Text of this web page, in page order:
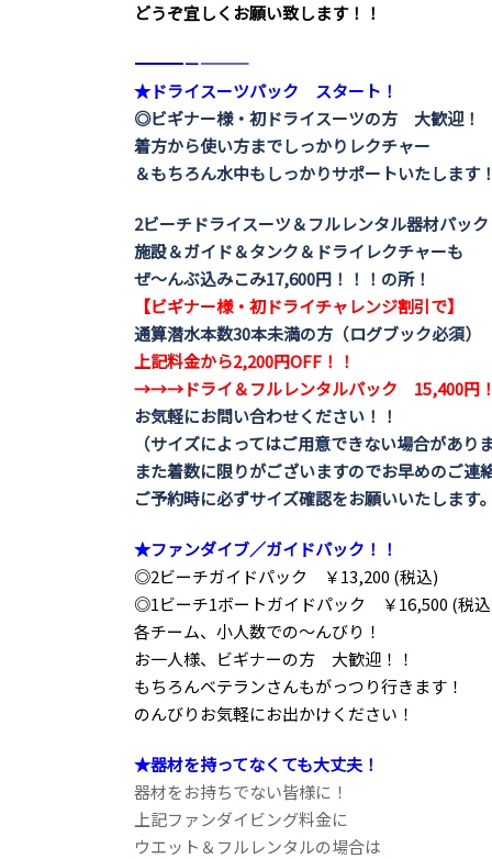
どうぞ宜しくお願い致します！！
――――――――――――――――――――－－―――
★ドライスーツパック スタート！
◎ビギナー様・初ドライスーツの方 大歓迎！
着方から使い方までしっかりレクチャー
＆もちろん水中もしっかりサポートいたします！
2ビーチドライスーツ＆フルレンタル器材パック
施設＆ガイド＆タンク＆ドライレクチャーも
ぜ～んぶ込みこみ17,600円！！！の所！
【ビギナー様・初ドライチャレンジ割引で】
通算潜水本数30本未満の方（ログブック必須）
上記料金から2,200円OFF！！
→→→ドライ＆フルレンタルパック 15,400円
お気軽にお問い合わせください！！
（サイズによってはご用意できない場合がありま
また着数に限りがございますのでお早めのご連絡
ご予約時に必ずサイズ確認をお願いいたします。
★ファンダイブ／ガイドパック！！
◎2ビーチガイドパック ￥13,200 (税込)
◎1ビーチ1ボートガイドパック ￥16,500 (税
各チーム、小人数での～んびり！
お一人様、ビギナーの方 大歓迎！！
もちろんベテランさんもがっつり行きます！
のんびりお気軽にお出かけください！
★器材を持ってなくても大丈夫！
器材をお持ちでない皆様に！
上記ファンダイビング料金に
ウエット＆フルレンタルの場合は